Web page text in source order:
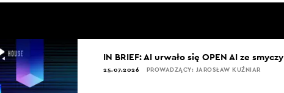
IN BRIEF: AI urwało się OPEN AI ze smyczy
25.07.2026 PROWADZĄCY: JAROSŁAW KUŹNIAR